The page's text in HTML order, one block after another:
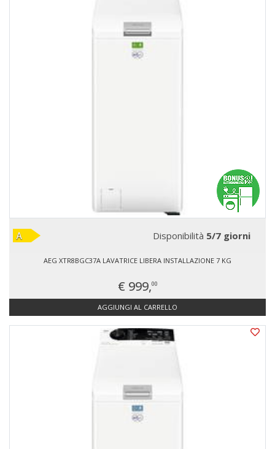
Disponibilità 5/7 giorni
AEG XTR8BGC37A LAVATRICE LIBERA INSTALLAZIONE 7 KG
€ 999,00
AGGIUNGI AL CARRELLO